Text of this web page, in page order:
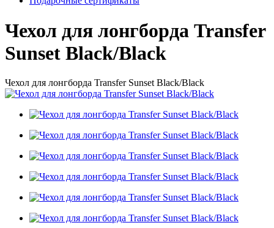
Чехол для лонгборда Transfer
Sunset Black/Black
Чехол для лонгборда Transfer Sunset Black/Black